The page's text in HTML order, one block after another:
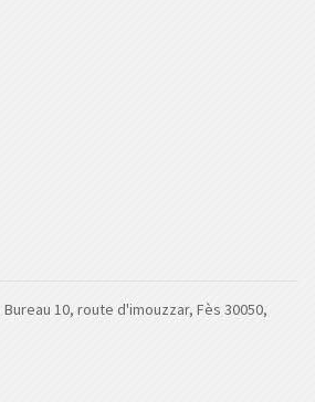
Bureau 10, route d'imouzzar, Fès 30050,